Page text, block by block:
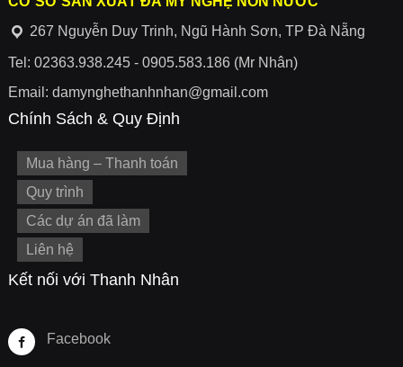
267 Nguyễn Duy Trinh, Ngũ Hành Sơn, TP Đà Nẵng
Tel: 02363.938.245 - 0905.583.186 (Mr Nhân)
Email: damynghethanhnhan@gmail.com
Chính Sách & Quy Định
Mua hàng – Thanh toán
Quy trình
Các dự án đã làm
Liên hệ
Kết nối với Thanh Nhân
Facebook